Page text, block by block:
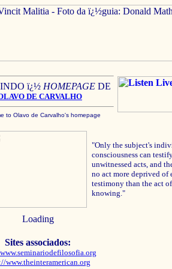
ï¿½ HOMEPAGE DE
DE CARVALHO
to Olavo de Carvalho's homepage
"Only the subject's
consciousness can
unwitnessed acts, and
no act more deprived of
testimony than the act of
knowing."
Loading
Sites associados:
www.theinteramerican.org